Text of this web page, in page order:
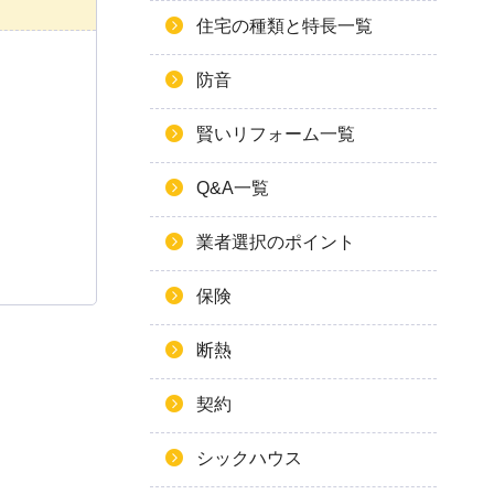
住宅の種類と特長一覧
防音
賢いリフォーム一覧
Q&A一覧
業者選択のポイント
保険
断熱
契約
シックハウス